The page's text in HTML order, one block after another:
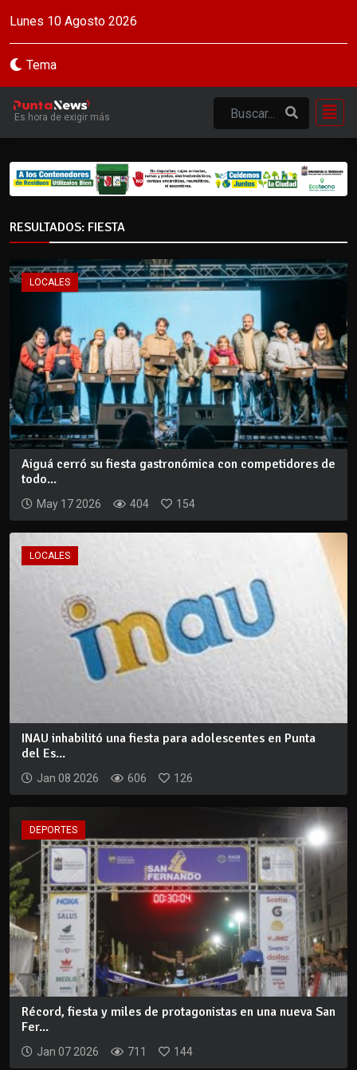
Lunes 10 Agosto 2026
Tema
Es hora de exigir más
RESULTADOS: FIESTA
LOCALES
Aiguá cerró su fiesta gastronómica con competidores de
todo...
May 17 2026 404 154
LOCALES
INAU inhabilitó una fiesta para adolescentes en Punta
del Es...
Jan 08 2026 606 126
DEPORTES
Récord, fiesta y miles de protagonistas en una nueva San
Fer...
Jan 07 2026 711 144